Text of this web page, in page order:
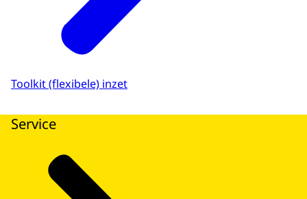
Toolkit (flexibele) inzet
Service